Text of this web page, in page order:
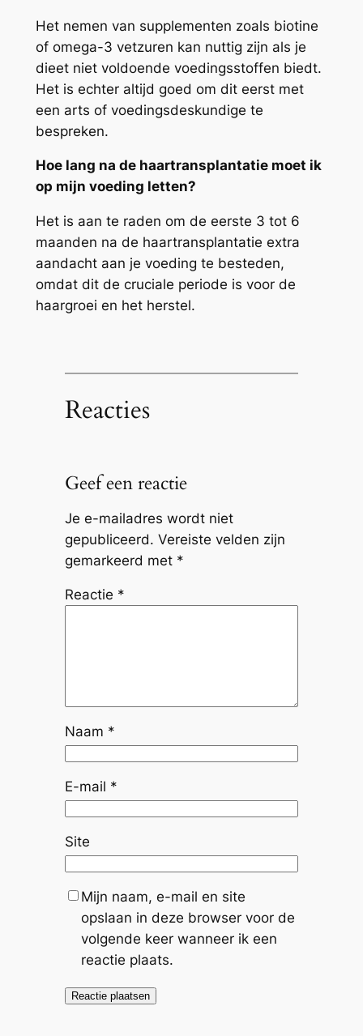
Het nemen van supplementen zoals biotine
of omega-3 vetzuren kan nuttig zijn als je
dieet niet voldoende voedingsstoffen biedt.
Het is echter altijd goed om dit eerst met
een arts of voedingsdeskundige te
bespreken.
Hoe lang na de haartransplantatie moet ik
op mijn voeding letten?
Het is aan te raden om de eerste 3 tot 6
maanden na de haartransplantatie extra
aandacht aan je voeding te besteden,
omdat dit de cruciale periode is voor de
haargroei en het herstel.
Reacties
Geef een reactie
Je e-mailadres wordt niet
gepubliceerd. Vereiste velden zijn
gemarkeerd met *
Reactie *
Naam *
E-mail *
Site
Mijn naam, e-mail en site
opslaan in deze browser voor de
volgende keer wanneer ik een
reactie plaats.